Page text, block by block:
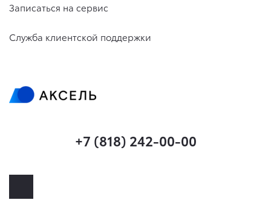
Записаться на сервис
Служба клиентской поддержки
+7 (818) 242-00-00